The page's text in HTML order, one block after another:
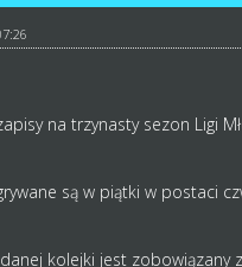
na trzynasty sezon Ligi
są w piątki w postaci
kolejki jest zobowiązany